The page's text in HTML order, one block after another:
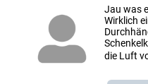
Jau was
Wirklich
die Luft